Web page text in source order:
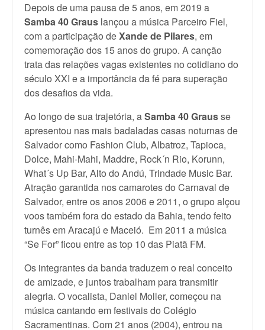
Depois de uma pausa de 5 anos, em 2019 a
Samba 40 Graus lançou a música Parceiro Fiel,
com a participação deXande de Pilares, em
comemoração dos 15 anos do grupo. A canção
trata das relações vagas existentes no cotidiano do
século XXI e a importância da fé para superação
dos desafios da vida.
Ao longo de sua trajetória, aSamba 40 Grausse
apresentou nas mais badaladas casas noturnas de
Salvador como Fashion Club, Albatroz, Tapioca,
Dolce, Mahi-Mahi, Maddre, Rock´n Rio, Korunn,
What´s Up Bar, Alto do Andú, Trindade Music Bar.
Atração garantida nos camarotes do Carnaval de
Salvador, entre os anos 2006 e 2011, o grupo alçou
voos também fora do estado da Bahia, tendo feito
turnês em Aracajú e Maceió. Em 2011 a música
“Se For” ficou entre as top 10 das Piatã FM.
Os integrantes da banda traduzem o real conceito
de amizade, e juntos trabalham para transmitir
alegria. O vocalista, Daniel Moller, começou na
música cantando em festivais do Colégio
Sacramentinas. Com 21 anos (2004), entrou na